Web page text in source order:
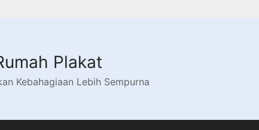
Plakat
Kebahagiaan Lebih Sempurna